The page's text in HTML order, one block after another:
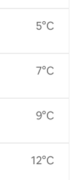
5°C
7°C
9°C
12°C